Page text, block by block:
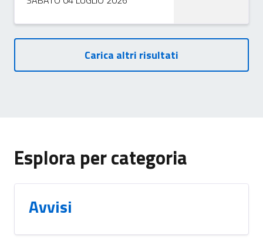
Carica altri risultati
Esplora per categoria
Avvisi